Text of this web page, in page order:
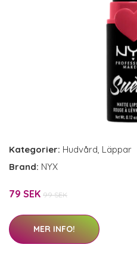
Kategorier: Hudvård, Läppar
Brand: NYX
79 SEK 99 SEK
MER INFO!